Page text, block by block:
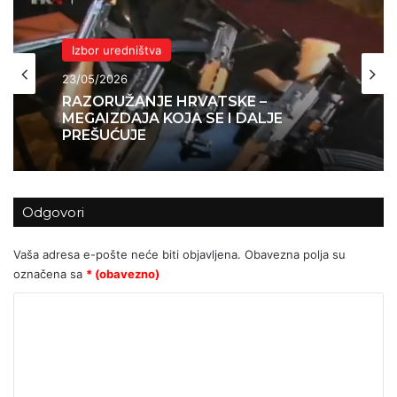
Izbor uredništva
23/05/2026
RAZORUŽANJE HRVATSKE –
MEGAIZDAJA KOJA SE I DALJE
PREŠUĆUJE
Odgovori
Vaša adresa e-pošte neće biti objavljena. Obavezna polja su
označena sa * (obavezno)